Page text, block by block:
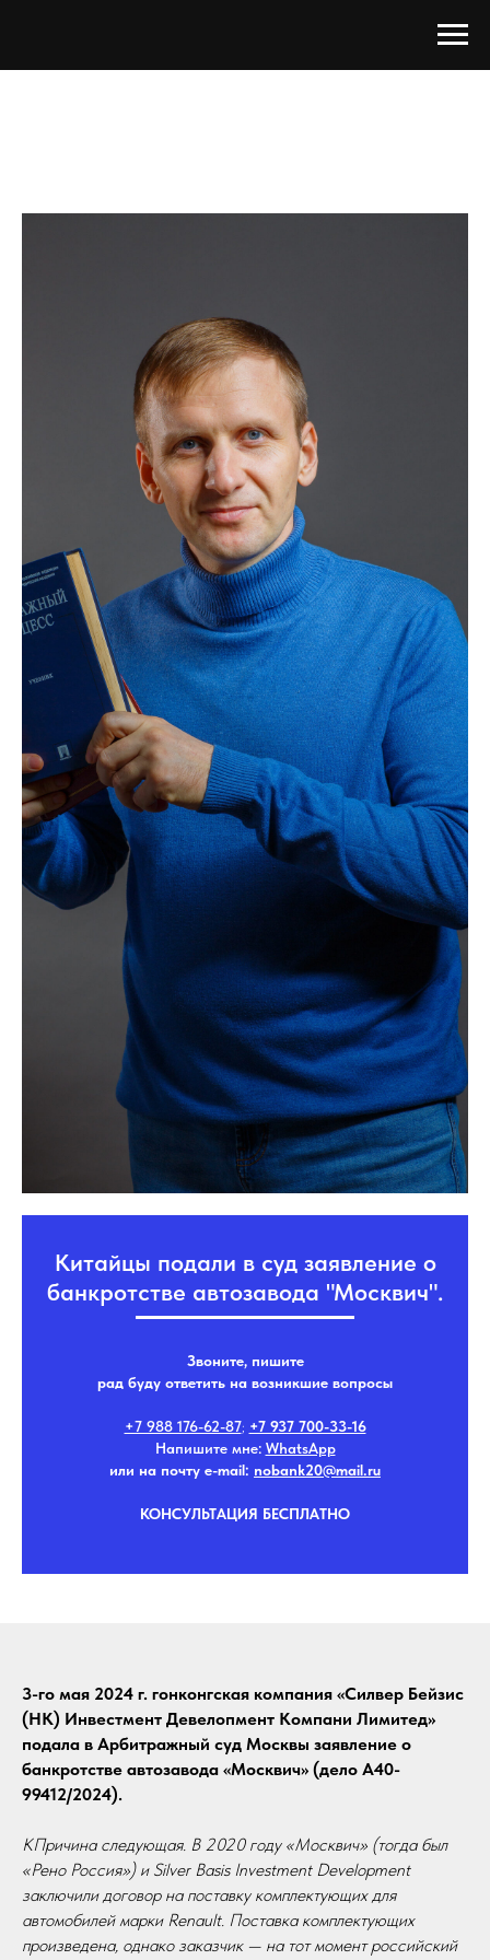
Китайцы подали в суд заявление о
банкротстве автозавода "Москвич".
Звоните, пишите
рад буду ответить на возникшие вопросы
+7 988 176-62-87; +7 937 700-33-16
Напишите мне: WhatsApp
или на почту e-mail: nobank20@mail.ru
КОНСУЛЬТАЦИЯ БЕСПЛАТНО
3-го мая 2024 г. гонконгская компания «Силвер Бейзис
(HK) Инвестмент Девелопмент Компани Лимитед»
подала в Арбитражный суд Москвы заявление о
банкротстве автозавода «Москвич» (дело А40-
99412/2024).
КПричина следующая. В 2020 году «Москвич» (тогда был
«Рено Россия») и Silver Basis Investment Development
заключили договор на поставку комплектующих для
автомобилей марки Renault. Поставка комплектующих
произведена, однако заказчик — на тот момент российский